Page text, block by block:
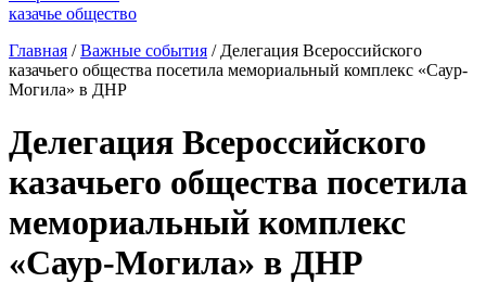
казачье общество
Главная / Важные события / Делегация Всероссийского
казачьего общества посетила мемориальный комплекс «Саур-
Могила» в ДНР
Делегация Всероссийского
казачьего общества посетила
мемориальный комплекс
«Саур-Могила» в ДНР